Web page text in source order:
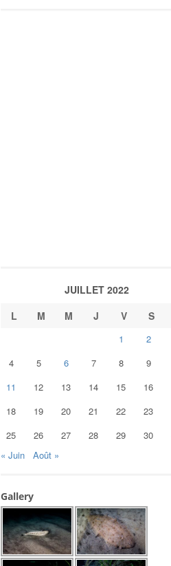
JUILLET 2022
L
M M J V S
1 2
4
5 6 7 8 9
11
12 13 14 15 16
18
19 20 21 22 23
25
26 27 28 29 30
« Juin
Août »
Gallery